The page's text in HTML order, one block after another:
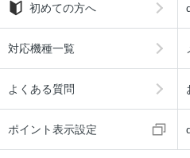
初めての方へ
対応機種一覧
よくある質問
ポイント表示設定